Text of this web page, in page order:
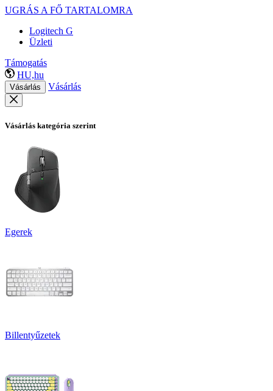
UGRÁS A FŐ TARTALOMRA
Logitech G
Üzleti
Támogatás
HU,hu
Vásárlás Vásárlás
Vásárlás kategória szerint
Egerek
Billentyűzetek